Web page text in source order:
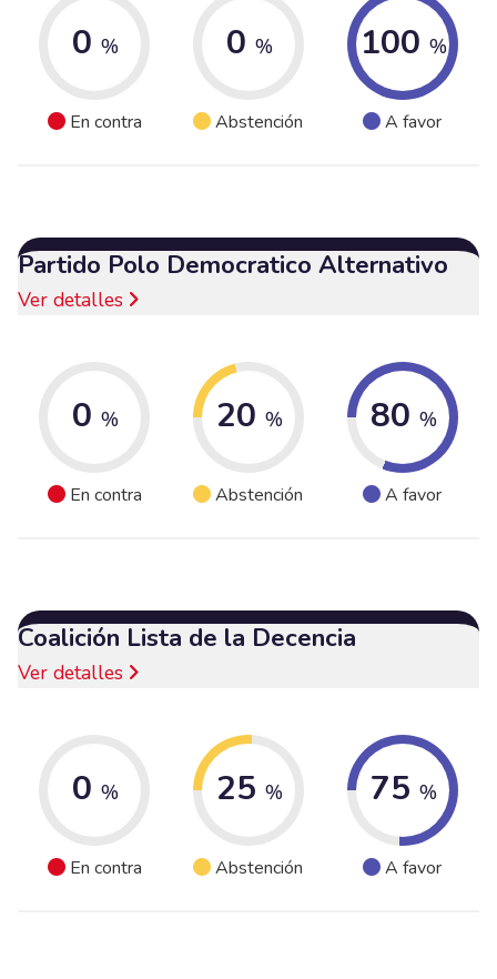
0 %
En contra
0 %
Abstención
100 %
A favor
Partido Polo Democratico Alternativo
Ver detalles
0 %
En contra
20 %
Abstención
80 %
A favor
Coalición Lista de la Decencia
Ver detalles
0 %
En contra
25 %
Abstención
75 %
A favor